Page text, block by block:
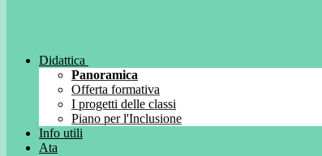
Didattica
Panoramica
Offerta formativa
I progetti delle classi
Piano per l'Inclusione
Info utili
Ata